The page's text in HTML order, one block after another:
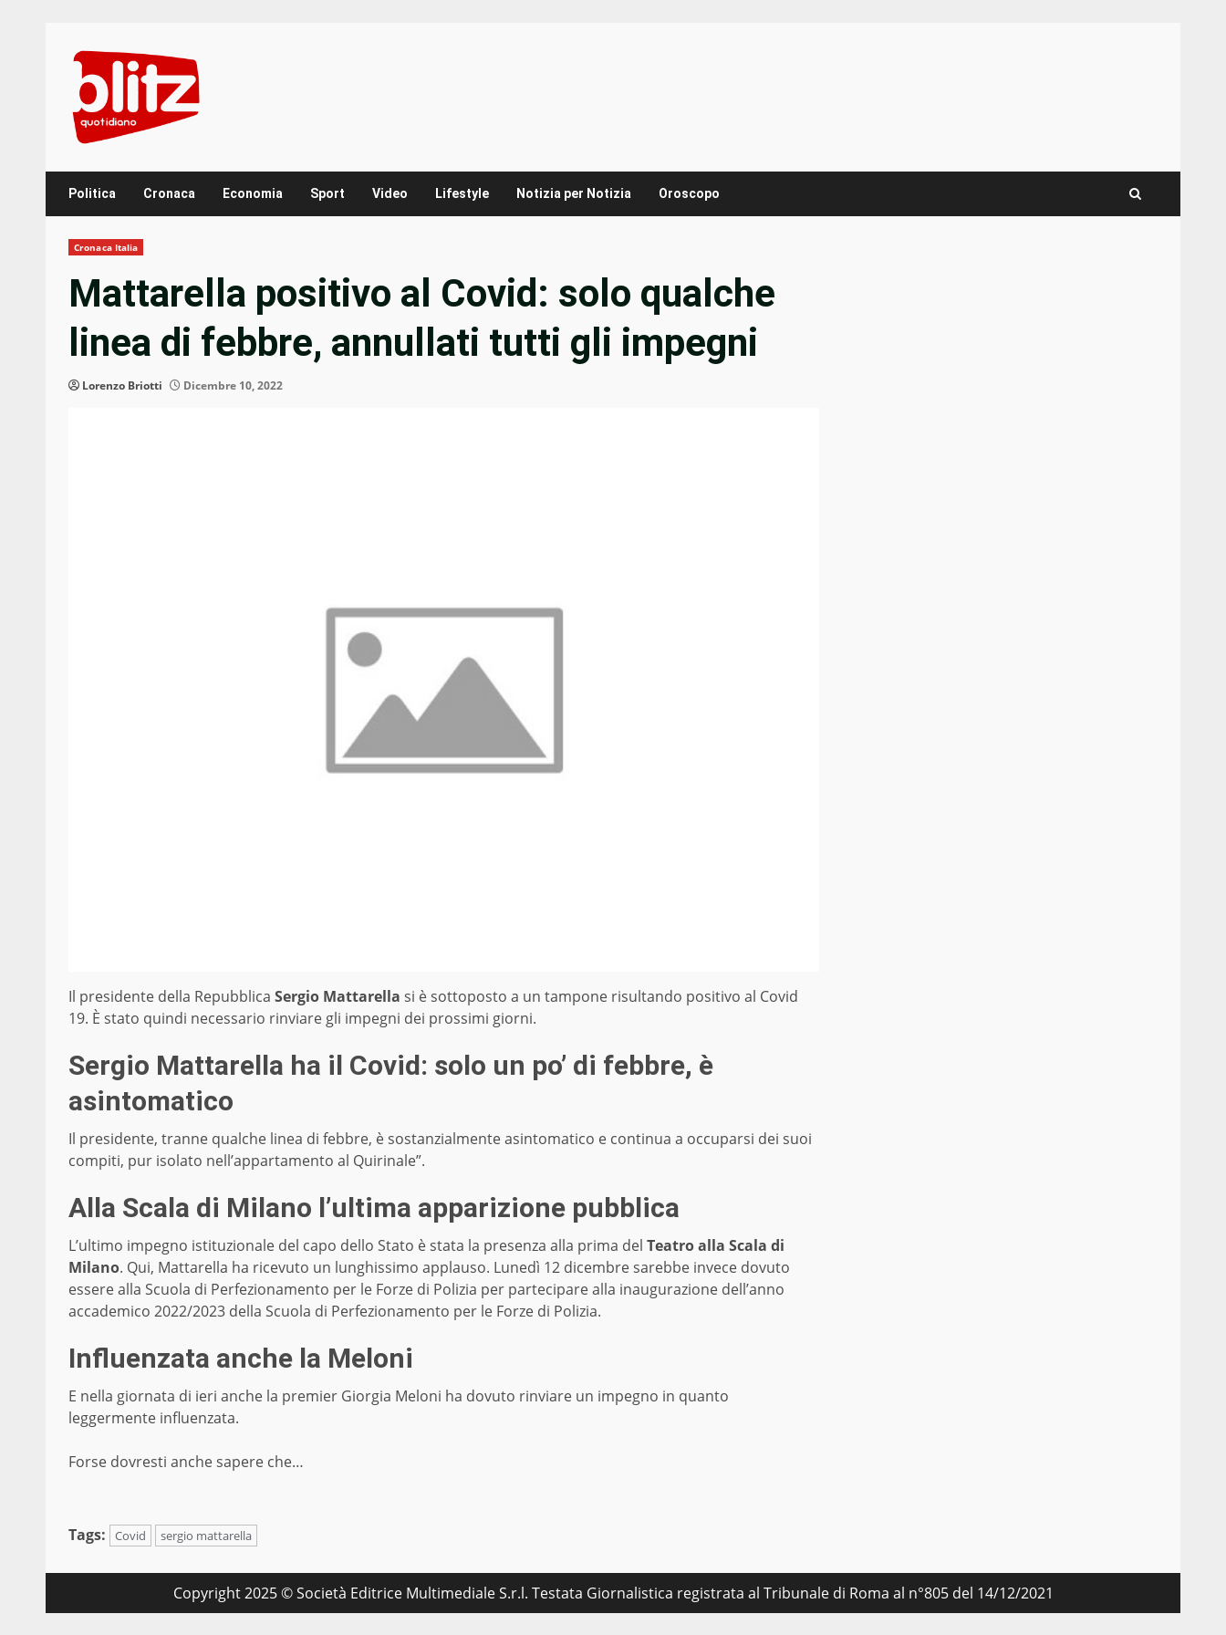
content
Politica Cronaca Economia Sport Video Lifestyle Notizia per Notizia Oroscopo
Cronaca Italia
Mattarella positivo al Covid: solo qualche
linea di febbre, annullati tutti gli impegni
Lorenzo Briotti Dicembre 10, 2022
Il presidente della Repubblica Sergio Mattarella si è sottoposto a un tampone risultando positivo al Covid
19. È stato quindi necessario rinviare gli impegni dei prossimi giorni.
Sergio Mattarella ha il Covid: solo un po’ di febbre, è
asintomatico
Il presidente, tranne qualche linea di febbre, è sostanzialmente asintomatico e continua a occuparsi dei suoi
compiti, pur isolato nell’appartamento al Quirinale”.
Alla Scala di Milano l’ultima apparizione pubblica
L’ultimo impegno istituzionale del capo dello Stato è stata la presenza alla prima del Teatro alla Scala di
Milano. Qui, Mattarella ha ricevuto un lunghissimo applauso. Lunedì 12 dicembre sarebbe invece dovuto
essere alla Scuola di Perfezionamento per le Forze di Polizia per partecipare alla inaugurazione dell’anno
accademico 2022/2023 della Scuola di Perfezionamento per le Forze di Polizia.
Influenzata anche la Meloni
E nella giornata di ieri anche la premier Giorgia Meloni ha dovuto rinviare un impegno in quanto
leggermente influenzata.
Forse dovresti anche sapere che…
Tags: Covid sergio mattarella
Copyright 2025 © Società Editrice Multimediale S.r.l. Testata Giornalistica registrata al Tribunale di Roma al n°805 del 14/12/2021